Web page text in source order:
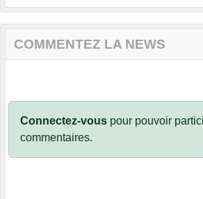
COMMENTEZ LA NEWS
Connectez-vous pour pouvoir
commentaires.